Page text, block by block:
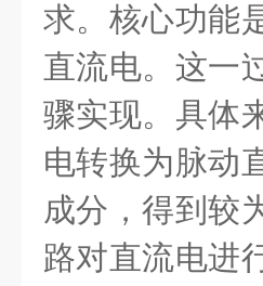
求。核心功能
直流电。这一
骤实现。具体
电转换为脉动
成分，得到较
路对直流电进